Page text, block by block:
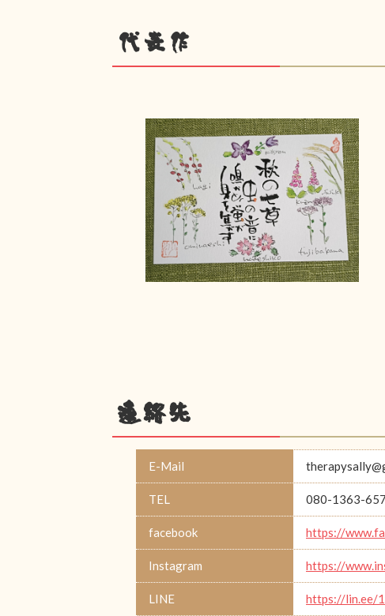
代表作
連絡先
E-Mail
TEL 080-1363-
facebook https://
Instagram https://
LINE https://lin.ee/